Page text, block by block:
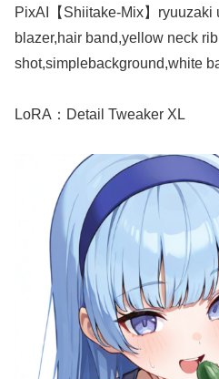
PixAI【Shiitake-Mix】ryuuzaki
blazer,hair band,yellow neck
shot,simplebackground,white
LoRA：Detail Tweaker XL